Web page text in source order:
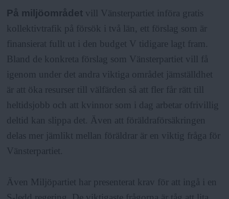
På miljöområdet vill Vänsterpartiet införa gratis
kollektivtrafik på försök i två län, ett förslag som är
finansierat fullt ut i den budget V tidigare lagt fram.
Bland de konkreta förslag som Vänsterpartiet vill få
igenom under det andra viktiga området jämställdhet
är att öka resurser till välfärden så att fler får rätt till
heltidsjobb och att kvinnor som i dag arbetar ofrivillig
deltid kan slippa det. Även att föräldraförsäkringen
delas mer jämlikt mellan föräldrar är en viktig fråga för
Vänsterpartiet.
Även Miljöpartiet har presenterat krav för att ingå i en